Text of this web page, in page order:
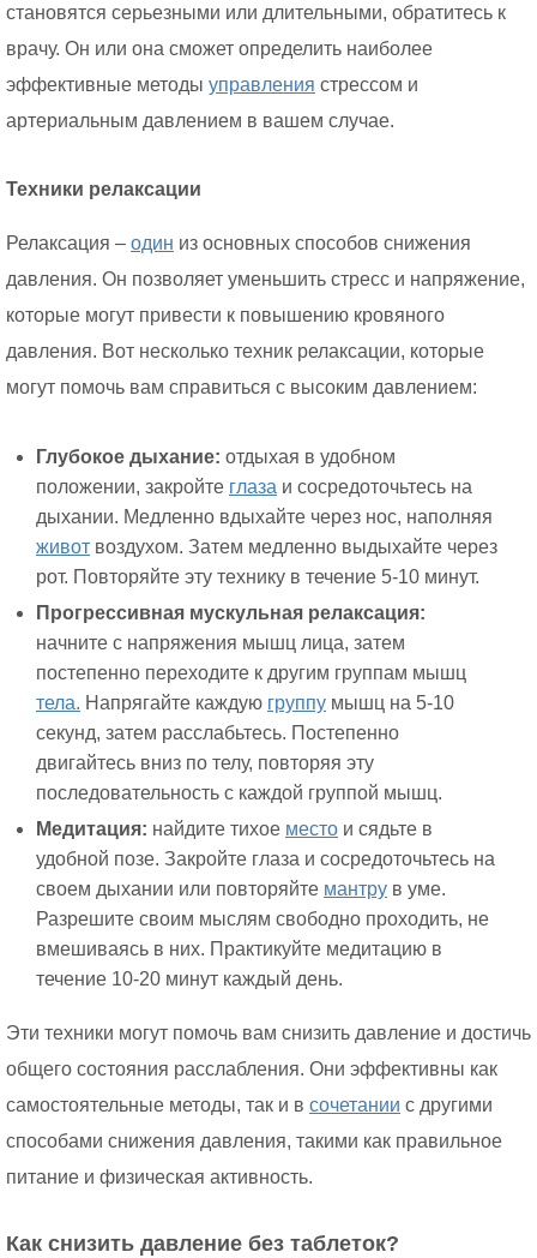
становятся серьезными или длительными, обратитесь к
врачу. Он или она сможет определить наиболее
эффективные методы управления стрессом и
артериальным давлением в вашем случае.
Техники релаксации
Релаксация – один из основных способов снижения
давления. Он позволяет уменьшить стресс и напряжение,
которые могут привести к повышению кровяного
давления. Вот несколько техник релаксации, которые
могут помочь вам справиться с высоким давлением:
Глубокое дыхание: отдыхая в удобном
положении, закройте глаза и сосредоточьтесь на
дыхании. Медленно вдыхайте через нос, наполняя
живот воздухом. Затем медленно выдыхайте через
рот. Повторяйте эту технику в течение 5-10 минут.
Прогрессивная мускульная релаксация:
начните с напряжения мышц лица, затем
постепенно переходите к другим группам мышц
тела. Напрягайте каждую группу мышц на 5-10
секунд, затем расслабьтесь. Постепенно
двигайтесь вниз по телу, повторяя эту
последовательность с каждой группой мышц.
Медитация: найдите тихое место и сядьте в
удобной позе. Закройте глаза и сосредоточьтесь на
своем дыхании или повторяйте мантру в уме.
Разрешите своим мыслям свободно проходить, не
вмешиваясь в них. Практикуйте медитацию в
течение 10-20 минут каждый день.
Эти техники могут помочь вам снизить давление и достичь
общего состояния расслабления. Они эффективны как
самостоятельные методы, так и в сочетании с другими
способами снижения давления, такими как правильное
питание и физическая активность.
Как снизить давление без таблеток?